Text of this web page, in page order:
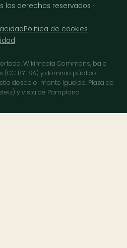
los derechos reservados ·
Política de cookies
Wikimedia Commons, bajo
BY-SA) y dominio público.
desde el monte Igueldo, Plaza de
y vista de Pamplona.